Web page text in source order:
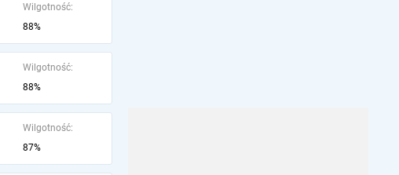
Wilgotność:
88%
Wilgotność:
88%
Wilgotność:
87%